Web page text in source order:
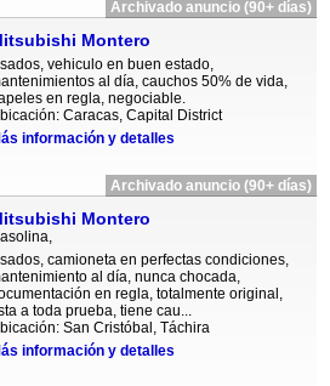
Archivado anuncio (90+ días)
Montero
vehiculo en buen estado,
al día, cauchos 50% de vida,
en regla, negociable.
Caracas, Capital District
información y detalles
Archivado anuncio (90+ días)
Montero
camioneta en perfectas condiciones,
al día, nunca chocada,
en regla, totalmente original,
a toda prueba, tiene cau...
San Cristóbal, Táchira
información y detalles